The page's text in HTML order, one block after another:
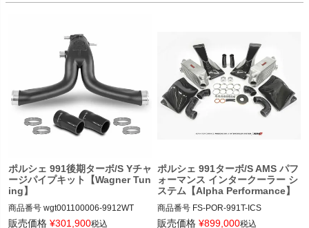
ポルシェ 991後期ターボ/S Yチャ
ージパイプキット【Wagner Tun
ing】
商品番号 wgt001100006-9912WT
販売価格 ¥301,900税込
ポルシェ 991ターボ/S AMS パフ
ォーマンス インタークーラー シ
ステム【Alpha Performance】
商品番号 FS-POR-991T-ICS
FS_POR_991T_ICS
販売価格 ¥899,000税込